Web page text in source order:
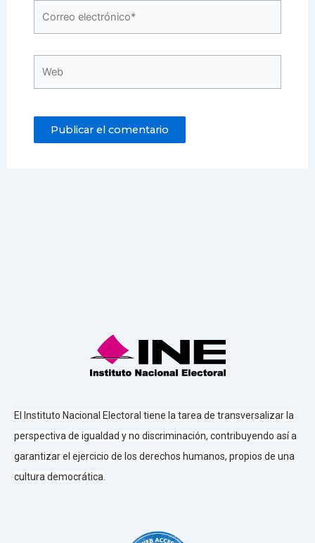
Correo
electrónico*
Web
El Instituto Nacional Electoral tiene la tarea de transversalizar la
perspectiva de igualdad y no discriminación, contribuyendo así a
garantizar el ejercicio de los derechos humanos, propios de una
cultura democrática.